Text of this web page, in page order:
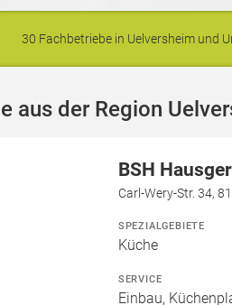
30 Fachbetriebe in Uelversheim und
aus der Region
BSH
Carl-Wery-Str. 34,
SPEZIALGEBIETE
Küche
SERVICE
Einbau,